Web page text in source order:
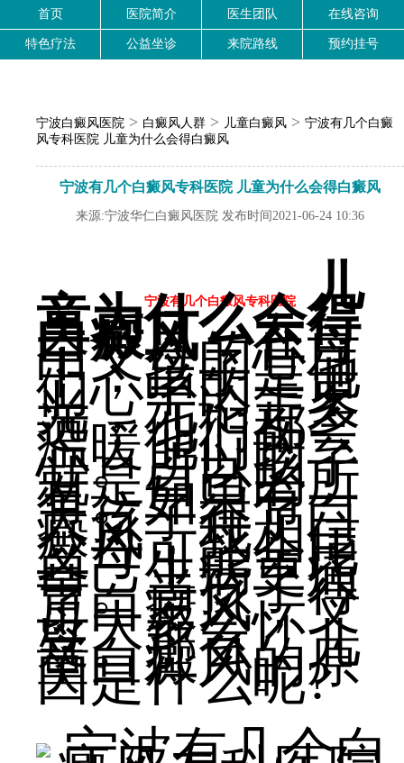
首页 医院简介 医生团队 在线咨询
特色疗法 公益坐诊 来院路线 预约挂号
宁波白癜风医院 > 白癜风人群 > 儿童白癜风 > 宁波有几个白癜
风专科医院 儿童为什么会得白癜风
宁波有几个白癜风专科医院 儿童为什么会得白癜风
来源:宁波华仁白癜风医院 发布时间2021-06-24 10:36
宁波有几个白癜风专科医院儿
童为什么会得
白癜风，在每
个父母的心目
中，孩子是他
们心中的一束
光，无论走多
远，他们都会
温暖他们的
心。所以孩子
就是自己的所
有。如果有一
天孩子得了白
癜风，我相信
父母可能会比
自己生病更痛
苦。当孩子得
了白癜风，父
母大多会怀
疑。那么，儿
童白癜风的原
因是什么呢?